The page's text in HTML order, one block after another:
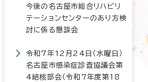
今後の名古屋市総合リハビリ
テーションセンターのあり方検
討に係る懇談会
令和7年12月24日（水曜日）
名古屋市感染症診査協議会第
4結核部会（令和7年度第18